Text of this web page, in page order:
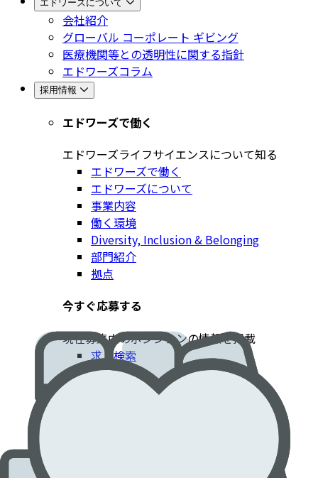
エドワーズについて
会社紹介
グローバル コーポレート ギビング
医療機関等との透明性に関する指針
エドワーズコラム
採用情報
エドワーズで働く
エドワーズライフサイエンスについて知る
エドワーズで働く
エドワーズについて
事業内容
働く環境
Diversity, Inclusion & Belonging
部門紹介
拠点
今すぐ応募する​
現在募集中のポジションの情報を掲載​
求人検索
採用情報
患者さんに貢献するエドワーズでのキャリア​